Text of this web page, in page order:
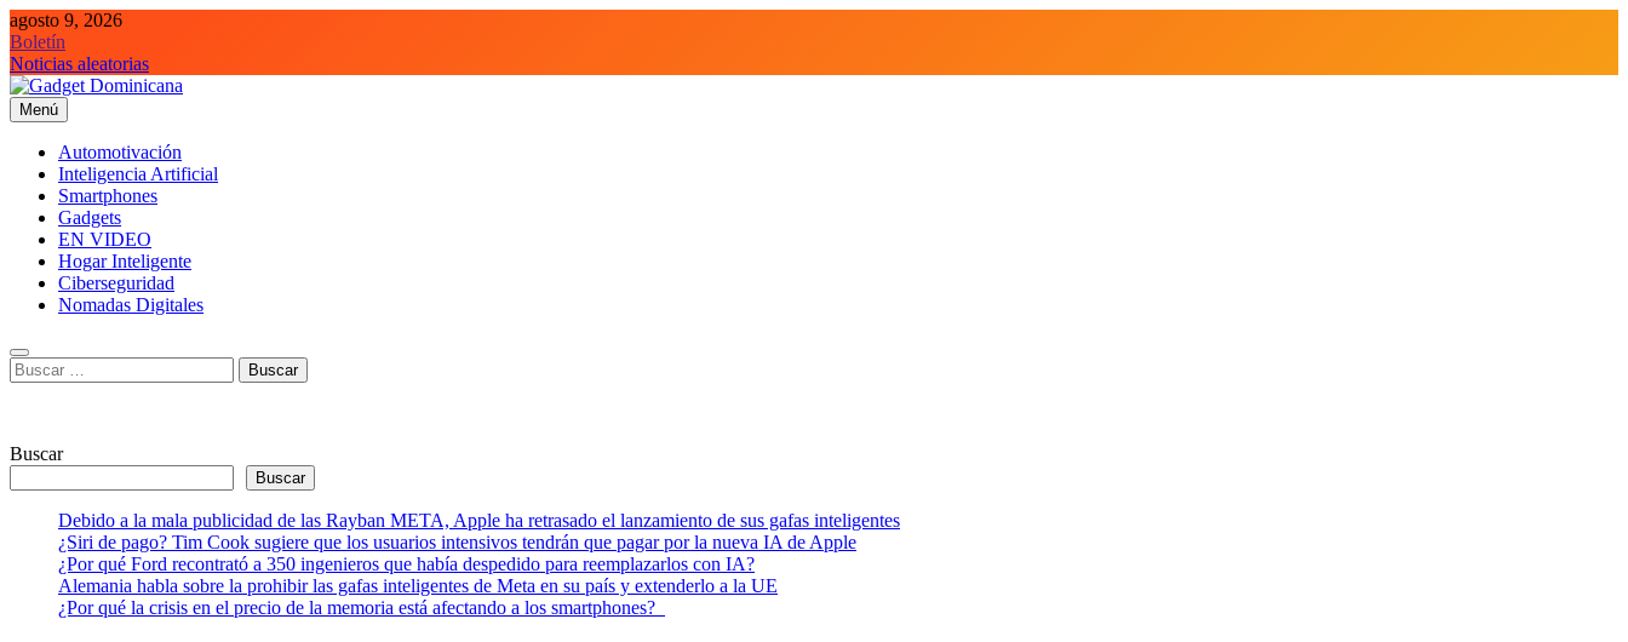
Saltar
al
contenido
agosto 9, 2026
Boletín
Noticias aleatorias
Gadget Dominicana
Gadgets, Autos y Tecnología de consumo
Menú
Automotivación
Inteligencia Artificial
Smartphones
Gadgets
EN VIDEO
Hogar Inteligente
Ciberseguridad
Nomadas Digitales
Buscar:
Buscar
Buscar
Debido a la mala publicidad de las Rayban META, Apple ha retrasado el lanzamiento de sus gafas inteligentes
¿Siri de pago? Tim Cook sugiere que los usuarios intensivos tendrán que pagar por la nueva IA de Apple
¿Por qué Ford recontrató a 350 ingenieros que había despedido para reemplazarlos con IA?
Alemania habla sobre la prohibir las gafas inteligentes de Meta en su país y extenderlo a la UE
¿Por qué la crisis en el precio de la memoria está afectando a los smartphones?